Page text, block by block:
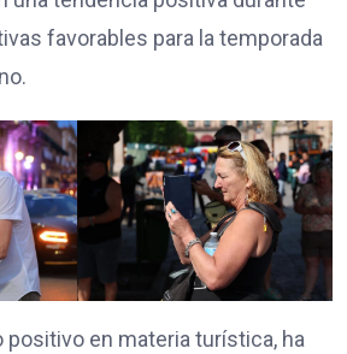
favorables para la temporada
en materia turística, ha